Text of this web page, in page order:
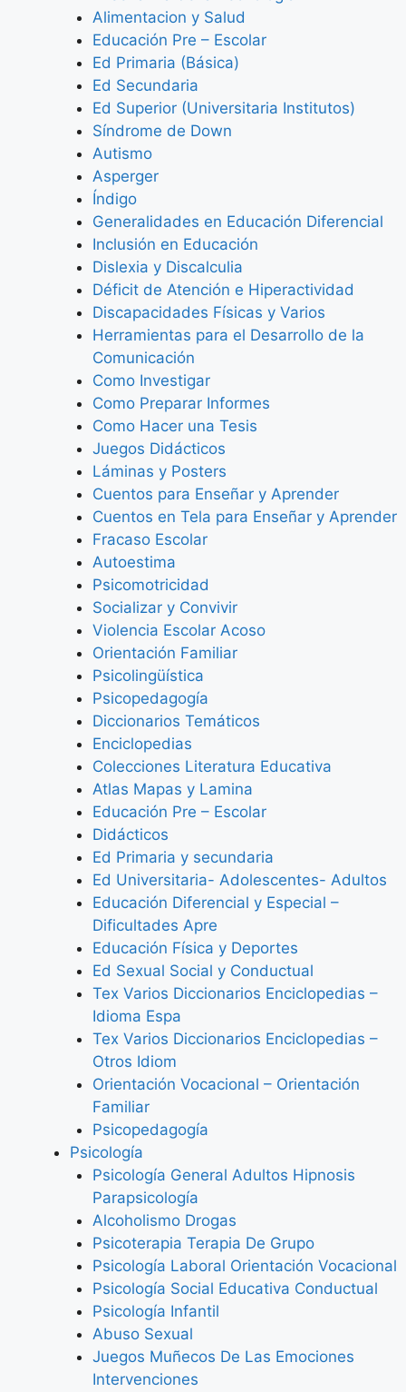
Alimentacion y Salud
Educación Pre – Escolar
Ed Primaria (Básica)
Ed Secundaria
Ed Superior (Universitaria Institutos)
Síndrome de Down
Autismo
Asperger
Índigo
Generalidades en Educación Diferencial
Inclusión en Educación
Dislexia y Discalculia
Déficit de Atención e Hiperactividad
Discapacidades Físicas y Varios
Herramientas para el Desarrollo de la
Comunicación
Como Investigar
Como Preparar Informes
Como Hacer una Tesis
Juegos Didácticos
Láminas y Posters
Cuentos para Enseñar y Aprender
Cuentos en Tela para Enseñar y Aprender
Fracaso Escolar
Autoestima
Psicomotricidad
Socializar y Convivir
Violencia Escolar Acoso
Orientación Familiar
Psicolingüística
Psicopedagogía
Diccionarios Temáticos
Enciclopedias
Colecciones Literatura Educativa
Atlas Mapas y Lamina
Educación Pre – Escolar
Didácticos
Ed Primaria y secundaria
Ed Universitaria- Adolescentes- Adultos
Educación Diferencial y Especial –
Dificultades Apre
Educación Física y Deportes
Ed Sexual Social y Conductual
Tex Varios Diccionarios Enciclopedias –
Idioma Espa
Tex Varios Diccionarios Enciclopedias –
Otros Idiom
Orientación Vocacional – Orientación
Familiar
Psicopedagogía
Psicología
Psicología General Adultos Hipnosis
Parapsicología
Alcoholismo Drogas
Psicoterapia Terapia De Grupo
Psicología Laboral Orientación Vocacional
Psicología Social Educativa Conductual
Psicología Infantil
Abuso Sexual
Juegos Muñecos De Las Emociones
Intervenciones